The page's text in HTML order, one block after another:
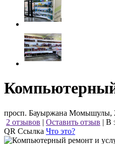
просп. Бауыржана Момышулы,
2 отзывов | Оставить отзыв | В
QR Ссылка Что это?